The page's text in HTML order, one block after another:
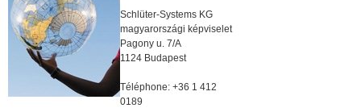
Schlüter-Systems KG
magyarországi képviselet
Pagony u. 7/A
1124 Budapest
Téléphone: +36 1 412
0189